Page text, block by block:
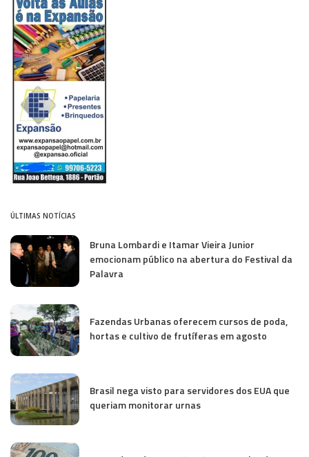
ÚLTIMAS NOTÍCIAS
Bruna Lombardi e Itamar Vieira Junior
emocionam público na abertura do Festival da
Palavra
Fazendas Urbanas oferecem cursos de poda,
hortas e cultivo de frutíferas em agosto
Brasil nega visto para servidores dos EUA que
queriam monitorar urnas